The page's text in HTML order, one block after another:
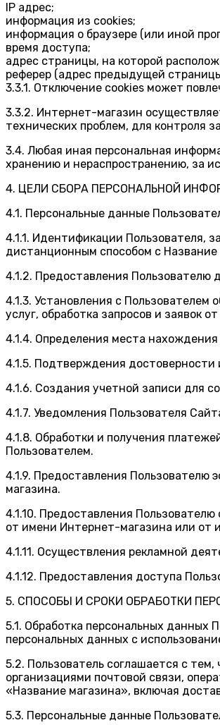
IP адрес;
информация из cookies;
информация о браузере (или иной
время доступа;
адрес страницы, на которой
реферер (адрес предыдущей
3.3.1. Отключение cookies может
3.3.2. Интернет-магазин
технических проблем, для контроля
3.4. Любая иная персональная
хранению и нераспространению, за
4. ЦЕЛИ СБОРА ПЕРСОНАЛЬНОЙ
4.1. Персональные данные
4.1.1. Идентификации Пользователя,
дистанционным способом с
4.1.2. Предоставления Пользователю
4.1.3. Установления с
услуг, обработка запросов и заявок
4.1.4. Определения места
4.1.5. Подтверждения
4.1.6. Создания учетной записи для
4.1.7. Уведомления Пользователя
4.1.8. Обработки и получения
Пользователем.
4.1.9. Предоставления Пользователю
магазина.
4.1.10. Предоставления
от имени Интернет-магазина или от
4.1.11. Осуществления рекламной
4.1.12. Предоставления доступа
5. СПОСОБЫ И СРОКИ ОБРАБОТКИ
5.1. Обработка персональных данных
персональных данных с
5.2. Пользователь соглашается с
организациями почтовой связи,
«Название магазина», включая
5.3. Персональные данные